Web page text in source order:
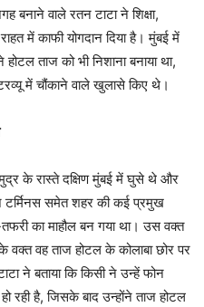
बनाने वाले रतन टाटा ने शिक्षा,
में काफी योगदान दिया है। मुंबई में
ताज को भी निशाना बनाया था,
में चौंकाने वाले खुलासे किए थे।
के रास्ते दक्षिण मुंबई में घुसे थे और
टर्मिनस समेत शहर की कई प्रमुख
का माहौल बन गया था। उस वक्त
वक्त वह ताज होटल के कोलाबा छोर पर
ने बताया कि किसी ने उन्हें फोन
रही है, जिसके बाद उन्होंने ताज होटल